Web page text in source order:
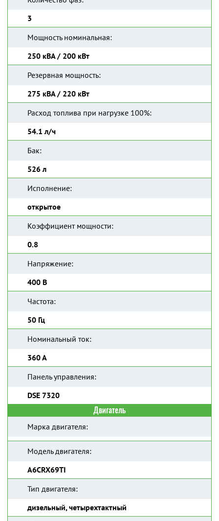
3
Мощность номинальная:
250 кВА / 200 кВт
Резервная мощность:
275 кВА / 220 кВт
Расход топлива при нагрузке 100%:
54.1 л/ч
Бак:
526 л
Исполнение:
открытое
Коэффициент мощности:
0.8
Напряжение:
400 В
Частота:
50 Гц
Номинальный ток:
360 А
Панель управления:
DSE 7320
Двигатель
Марка двигателя:
Модель двигателя:
A6CRX69TI
Тип двигателя:
дизельный, четырехтактный